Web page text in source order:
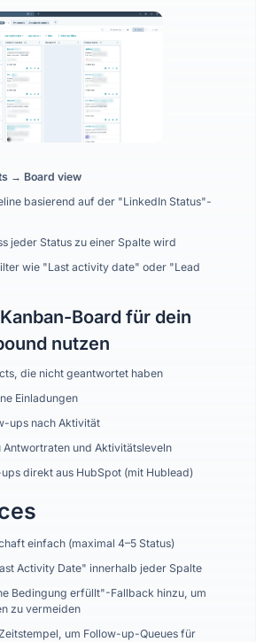
→ Board view
basierend auf der "LinkedIn Status"-
jeder Status zu einer Spalte wird
wie "Last activity date" oder "Lead
Board für dein
nutzen
die nicht geantwortet haben
Einladungen
ups nach Aktivität
Antwortraten und Aktivitätsleveln
direkt aus HubSpot (mit Hublead)
einfach (maximal 4–5 Status)
Activity Date" innerhalb jeder Spalte
Bedingung erfüllt"-Fallback hinzu, um
zu vermeiden
um Follow-up-Queues für